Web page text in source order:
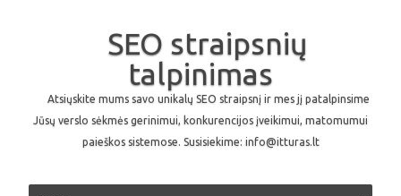
SEO straipsnių
talpinimas
Atsiųskite mums savo unikalų SEO straipsnį ir mes jį patalpinsime
Jūsų verslo sėkmės gerinimui, konkurencijos įveikimui, matomumui
paieškos sistemose. Susisiekime: info@itturas.lt
Skip to content